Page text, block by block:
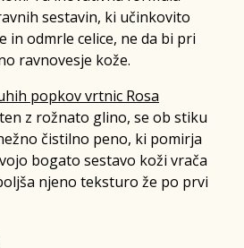
sestavin, ki učinkovito
in odmrle celice, ne da bi pri
ravnovesje kože.
popkov vrtnic Rosa
z rožnato glino, se ob stiku
čistilno peno, ki pomirja
bogato sestavo koži vrača
njeno teksturo že po prvi